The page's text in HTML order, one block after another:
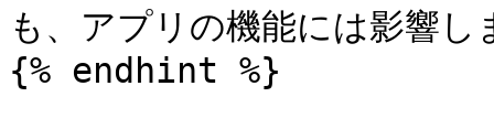
も、アプリの機能には影響し
{% endhint %}